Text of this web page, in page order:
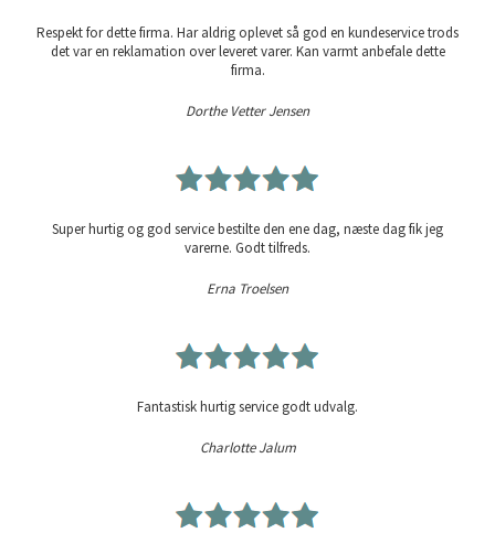
Respekt for dette firma. Har aldrig oplevet så god en kundeservice trods
det var en reklamation over leveret varer. Kan varmt anbefale dette
firma.
Dorthe Vetter Jensen
Super hurtig og god service bestilte den ene dag, næste dag fik jeg
varerne. Godt tilfreds.
Erna Troelsen
Fantastisk hurtig service godt udvalg.
Charlotte Jalum